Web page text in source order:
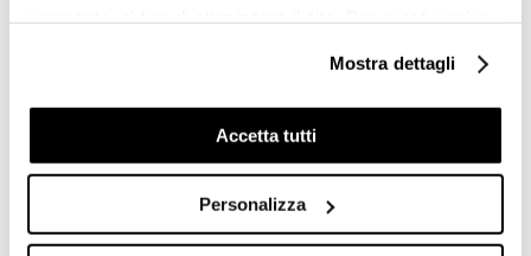
Cookie di profilazione/marketing: sono utilizzati, solo
previo tuo consenso, per esaminare le tue abitudini di
navigazione e mostrarti quindi avvisi pubblicitari mirati, in
linea con le tue preferenze.
cookie di profilazione, selezionando uno dei bottoni sotto
riportati. Puoi avere maggiori dettagli visionando
Mostra dettagli
Accetta tutti
Personalizza
Share: